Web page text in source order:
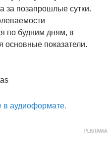
за позапрошлые сутки.
по будним дням, в
показатели.
в аудиоформате.